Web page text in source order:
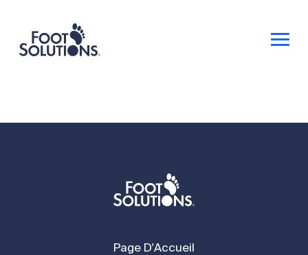
Page D'Accueil